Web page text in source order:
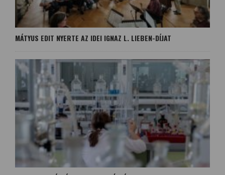
MÁTYUS EDIT NYERTE AZ IDEI IGNAZ L. LIEBEN-DÍJAT